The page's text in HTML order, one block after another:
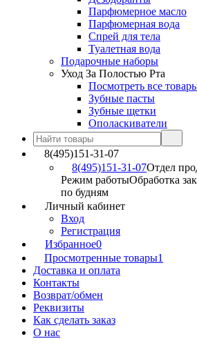
Парфюмерное масло
Парфюмерная вода
Спрей для тела
Туалетная вода
Подарочные наборы
Уход За Полостью Рта
Посмотреть все
Зубные пасты
Зубные щетки
Ополаскиватели
8(495)151-31-07
8(495)151-31-07Отдел
Режим работыОбработка
по будням
Личный кабинет
Вход
Регистрация
Избранное0
Просмотренные товары1
Доставка и оплата
Контакты
Возврат/обмен
Реквизиты
Как сделать заказ
О нас